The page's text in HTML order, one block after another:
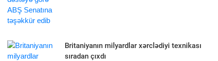
Britaniyanın milyardlar xərclədiyi texnikası
sıradan çıxdı